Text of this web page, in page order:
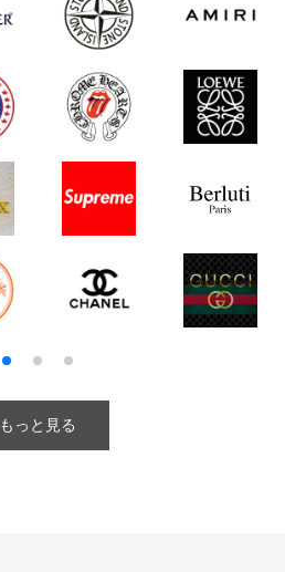
もっと見る